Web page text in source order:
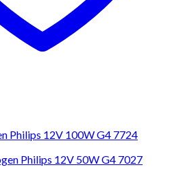
Philips 12V 100W G4 7724